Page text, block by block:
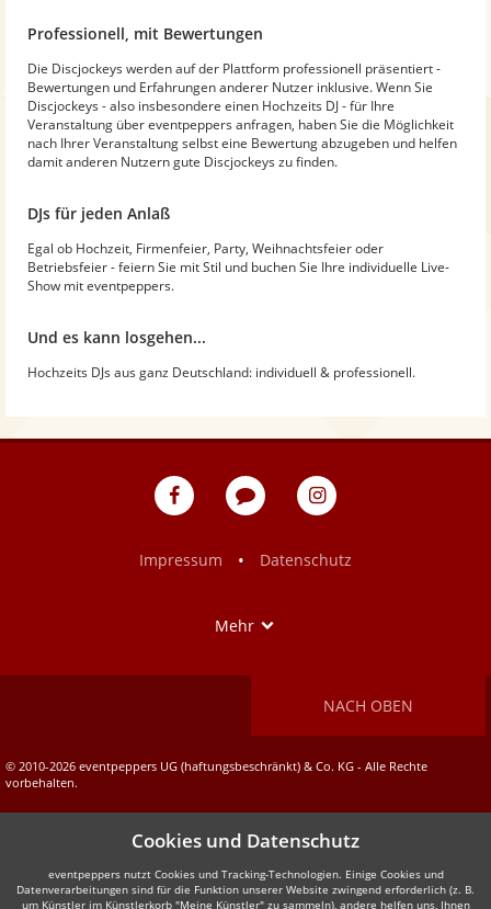
Professionell, mit Bewertungen
Die Discjockeys werden auf der Plattform professionell präsentiert -
Bewertungen und Erfahrungen anderer Nutzer inklusive. Wenn Sie
Discjockeys - also insbesondere einen Hochzeits DJ - für Ihre
Veranstaltung über eventpeppers anfragen, haben Sie die Möglichkeit
nach Ihrer Veranstaltung selbst eine Bewertung abzugeben und helfen
damit anderen Nutzern gute Discjockeys zu finden.
DJs für jeden Anlaß
Egal ob Hochzeit, Firmenfeier, Party, Weihnachtsfeier oder
Betriebsfeier - feiern Sie mit Stil und buchen Sie Ihre individuelle Live-
Show mit eventpeppers.
Und es kann losgehen...
Hochzeits DJs aus ganz Deutschland: individuell & professionell.
eventpeppers
Blog
eventpeppers
Impressum
• Datenschutz
Mehr
NACH OBEN
© 2010-2026 eventpeppers UG (haftungsbeschränkt) & Co. KG - Alle Rechte
vorbehalten.
Cookies und Datenschutz
eventpeppers nutzt Cookies und Tracking-Technologien. Einige Cookies und
Datenverarbeitungen sind für die Funktion unserer Website zwingend erforderlich (z. B.
um Künstler im Künstlerkorb "Meine Künstler" zu sammeln), andere helfen uns, Ihnen